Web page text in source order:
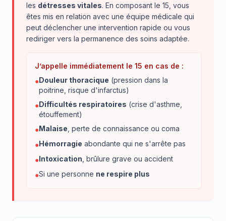
les détresses vitales. En composant le 15, vous
êtes mis en relation avec une équipe médicale qui
peut déclencher une intervention rapide ou vous
rediriger vers la permanence des soins adaptée.
J’appelle immédiatement le 15 en cas de :
●Douleur thoracique (pression dans la
poitrine, risque d'infarctus)
●Difficultés respiratoires (crise d'asthme,
étouffement)
●Malaise , perte de connaissance ou coma
●Hémorragie abondante qui ne s'arrête pas
●Intoxication , brûlure grave ou accident
●Si une personne ne respire plus